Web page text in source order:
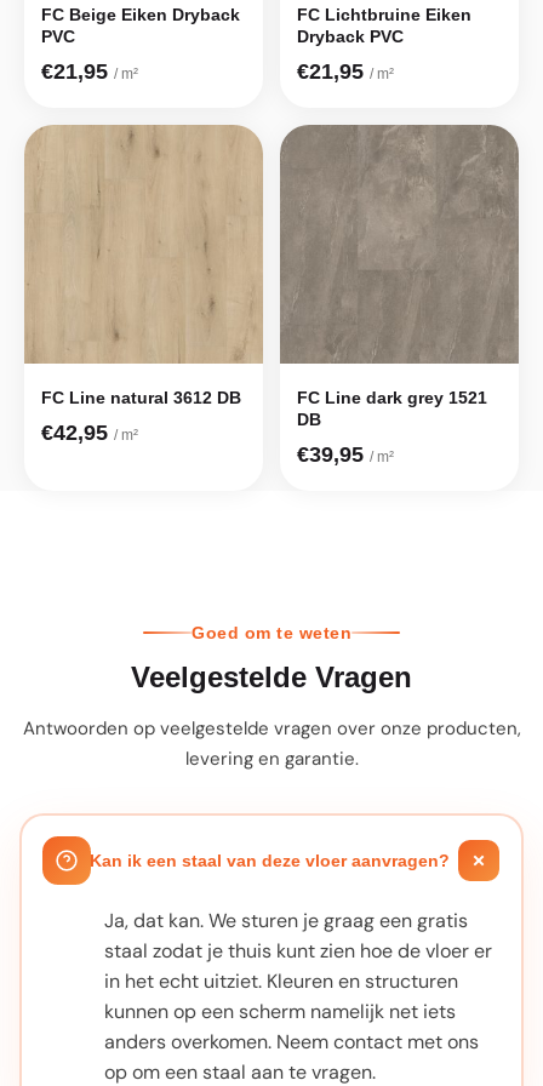
FC Beige Eiken Dryback
PVC
€21,95 / m²
FC Lichtbruine Eiken
Dryback PVC
€21,95 / m²
FC Line natural 3612 DB
€42,95 / m²
FC Line dark grey 1521
DB
€39,95 / m²
Goed om te weten
Veelgestelde Vragen
Antwoorden op veelgestelde vragen over onze producten,
levering en garantie.
Kan ik een staal van deze vloer aanvragen?
Ja, dat kan. We sturen je graag een gratis
staal zodat je thuis kunt zien hoe de vloer er
in het echt uitziet. Kleuren en structuren
kunnen op een scherm namelijk net iets
anders overkomen. Neem contact met ons
op om een staal aan te vragen.